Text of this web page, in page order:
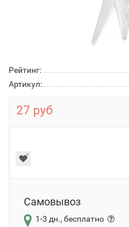
Рейтинг:
Артикул:
27 руб
Самовывоз
1-3 дн., бесплатно